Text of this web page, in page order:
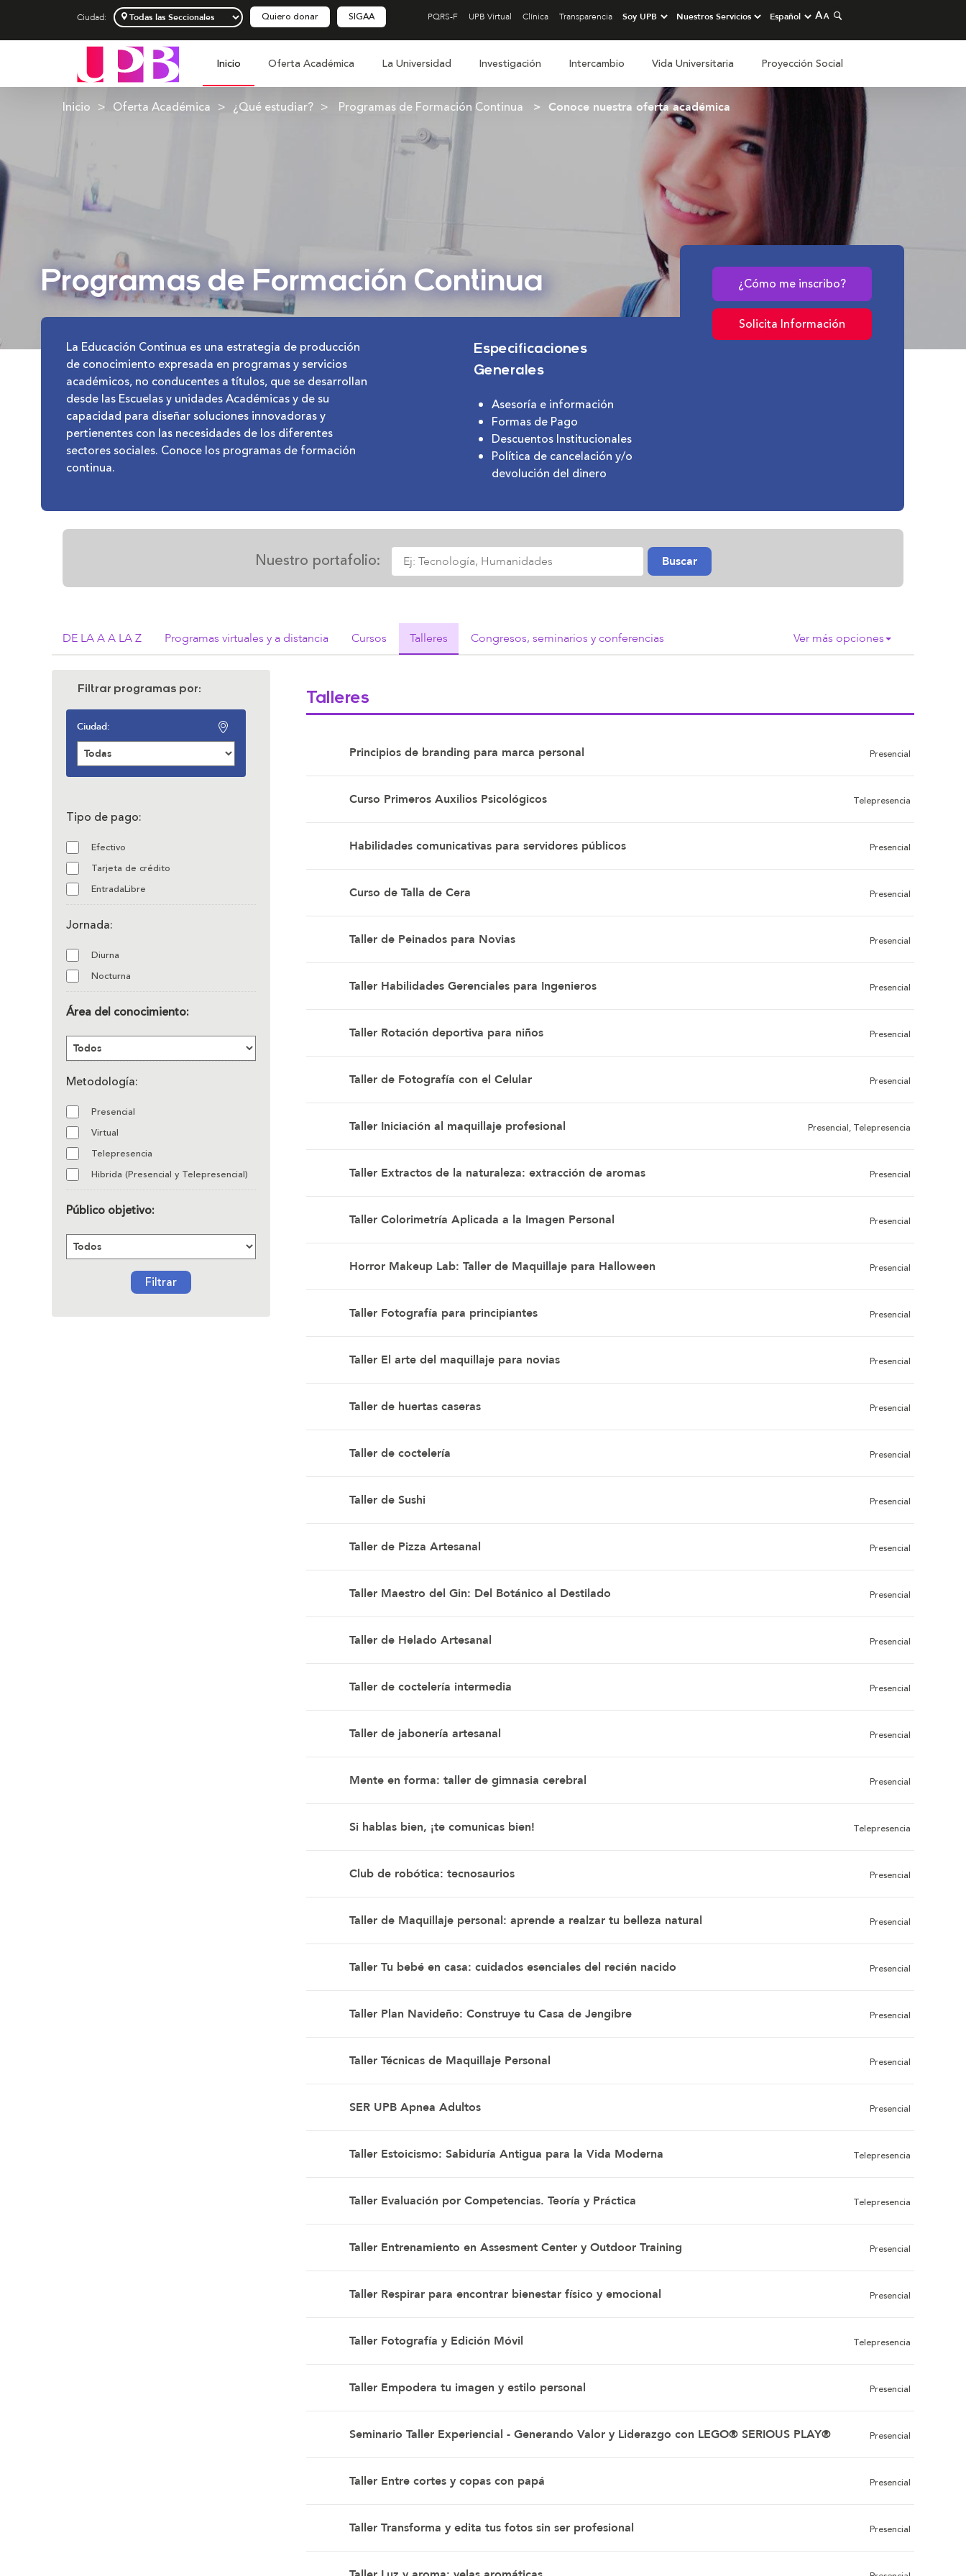
Ciudad: Quiero donar SIGAA PQRS-F UPB Virtual Clínica Transparencia
Inicio Oferta Académica La Universidad Investigación Intercambio Vida Universitaria Proyección Social
Inicio Oferta Académica ¿Qué estudiar? Programas de Formación Continua Conoce nuestra oferta académica
Programas de Formación Continua
La Educación Continua es una estrategia de producción
de conocimiento expresada en programas y servicios
académicos, no conducentes a títulos, que se desarrollan
desde las Escuelas y unidades Académicas y de su
capacidad para diseñar soluciones innovadoras y
pertienentes con las necesidades de los diferentes
sectores sociales. Conoce los programas de formación
continua.
Especificaciones
Generales
Asesoría e información
Formas de Pago
Descuentos Institucionales
Política de cancelación y/o
devolución del dinero
¿Cómo me inscribo?
Solicita Información
Nuestro portafolio:
Texto
de
Buscar
DE LA A A LA Z Programas virtuales y a distancia Cursos Talleres Congresos, seminarios y conferencias Ver más opciones
Filtrar programas por:
Ciudad:
Tipo de pago:
Efectivo
Tarjeta de crédito
EntradaLibre
Jornada:
Diurna
Nocturna
Área del conocimiento:
Metodología:
Presencial
Virtual
Telepresencia
Hibrida (Presencial y Telepresencial)
Público objetivo:
Filtrar
Talleres
Presencial
Principios de branding para marca personal
Telepresencia
Curso Primeros Auxilios Psicológicos
Presencial
Habilidades comunicativas para servidores públicos
Presencial
Curso de Talla de Cera
Presencial
Taller de Peinados para Novias
Presencial
Taller Habilidades Gerenciales para Ingenieros
Presencial
Taller Rotación deportiva para niños
Presencial
Taller de Fotografía con el Celular
Presencial, Telepresencia
Taller Iniciación al maquillaje profesional
Presencial
Taller Extractos de la naturaleza: extracción de aromas
Presencial
Taller Colorimetría Aplicada a la Imagen Personal
Presencial
Horror Makeup Lab: Taller de Maquillaje para Halloween
Presencial
Taller Fotografía para principiantes
Presencial
Taller El arte del maquillaje para novias
Presencial
Taller de huertas caseras
Presencial
Taller de coctelería
Presencial
Taller de Sushi
Presencial
Taller de Pizza Artesanal
Presencial
Taller Maestro del Gin: Del Botánico al Destilado
Presencial
Taller de Helado Artesanal
Presencial
Taller de coctelería intermedia
Presencial
Taller de jabonería artesanal
Presencial
Mente en forma: taller de gimnasia cerebral
Telepresencia
Si hablas bien, ¡te comunicas bien!
Presencial
Club de robótica: tecnosaurios
Presencial
Taller de Maquillaje personal: aprende a realzar tu belleza natural
Presencial
Taller Tu bebé en casa: cuidados esenciales del recién nacido
Presencial
Taller Plan Navideño: Construye tu Casa de Jengibre
Presencial
Taller Técnicas de Maquillaje Personal
Presencial
SER UPB Apnea Adultos
Telepresencia
Taller Estoicismo: Sabiduría Antigua para la Vida Moderna
Telepresencia
Taller Evaluación por Competencias. Teoría y Práctica
Presencial
Taller Entrenamiento en Assesment Center y Outdoor Training
Presencial
Taller Respirar para encontrar bienestar físico y emocional
Telepresencia
Taller Fotografía y Edición Móvil
Presencial
Taller Empodera tu imagen y estilo personal
Presencial
Seminario Taller Experiencial - Generando Valor y Liderazgo con LEGO® SERIOUS PLAY®
Presencial
Taller Entre cortes y copas con papá
Presencial
Taller Transforma y edita tus fotos sin ser profesional